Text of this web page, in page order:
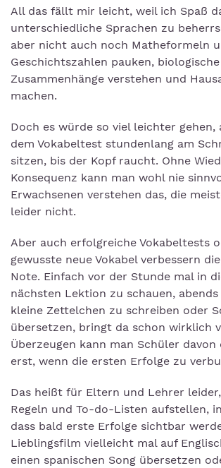
All das fällt mir leicht, weil ich Spaß
unterschiedliche Sprachen zu
aber nicht auch noch Matheformeln
Geschichtszahlen pauken, biologische
Zusammenhänge verstehen und
machen.
Doch es würde so viel leichter gehen,
dem Vokabeltest stundenlang am
sitzen, bis der Kopf raucht. Ohne
Konsequenz kann man wohl nie
Erwachsenen verstehen das, die
leider nicht.
Aber auch erfolgreiche Vokabeltests
gewusste neue Vokabel verbessern
Note. Einfach vor der Stunde mal in
nächsten Lektion zu schauen,
kleine Zettelchen zu schreiben oder
übersetzen, bringt da schon wirklich
Überzeugen kann man Schüler davon
erst, wenn die ersten Erfolge zu
Das heißt für Eltern und Lehrer
Regeln und To-do-Listen aufstellen,
dass bald erste Erfolge sichtbar
Lieblingsfilm vielleicht mal auf
einen spanischen Song übersetzen